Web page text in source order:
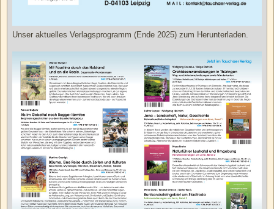
Unser aktuelles Verlagsprogramm (Ende 2025) zum Herunterladen.